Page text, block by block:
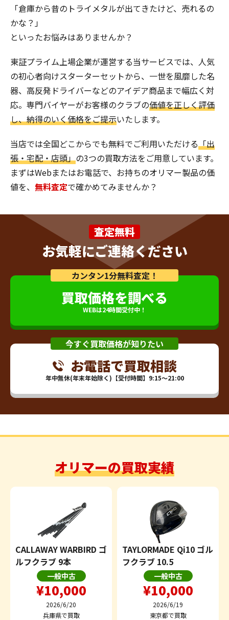
「倉庫から昔のトライメタルが出てきたけど、売れるの
かな？」
といったお悩みはありませんか？
東証プライム上場企業が運営する当サービスでは、人気
の初心者向けスターターセットから、一世を風靡した名
器、高反発ドライバーなどのアイデア商品まで幅広く対
応。専門バイヤーがお客様のクラブの価値を正しく評価
し、納得のいく価格をご提示いたします。
当店では全国どこからでも無料でご利用いただける「出
張・宅配・店頭」の3つの買取方法をご用意しています。
まずはWebまたはお電話で、お持ちのオリマー製品の価
値を、 無料査定で確かめてみませんか？
査定無料
お気軽にご連絡ください
カンタン1分無料査定！
買取価格を調べる
WEBは24時間受付中！
今すぐ買取価格が知りたい
お電話で買取相談
年中無休(年末年始除く)【受付時間】9:15～21:00
オリマーの買取実績
CALLAWAY WARBIRD ゴ
ルフクラブ 9本
一般中古
¥10,000
2026/6/20
兵庫県で買取
TAYLORMADE Qi10 ゴル
フクラブ 10.5
一般中古
¥10,000
2026/6/19
東京都で買取